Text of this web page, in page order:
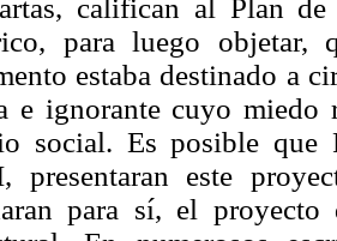
califican al Plan
para luego objetar,
estaba destinado a
e ignorante cuyo miedo
social. Es posible
presentaran este
para sí, el proyecto